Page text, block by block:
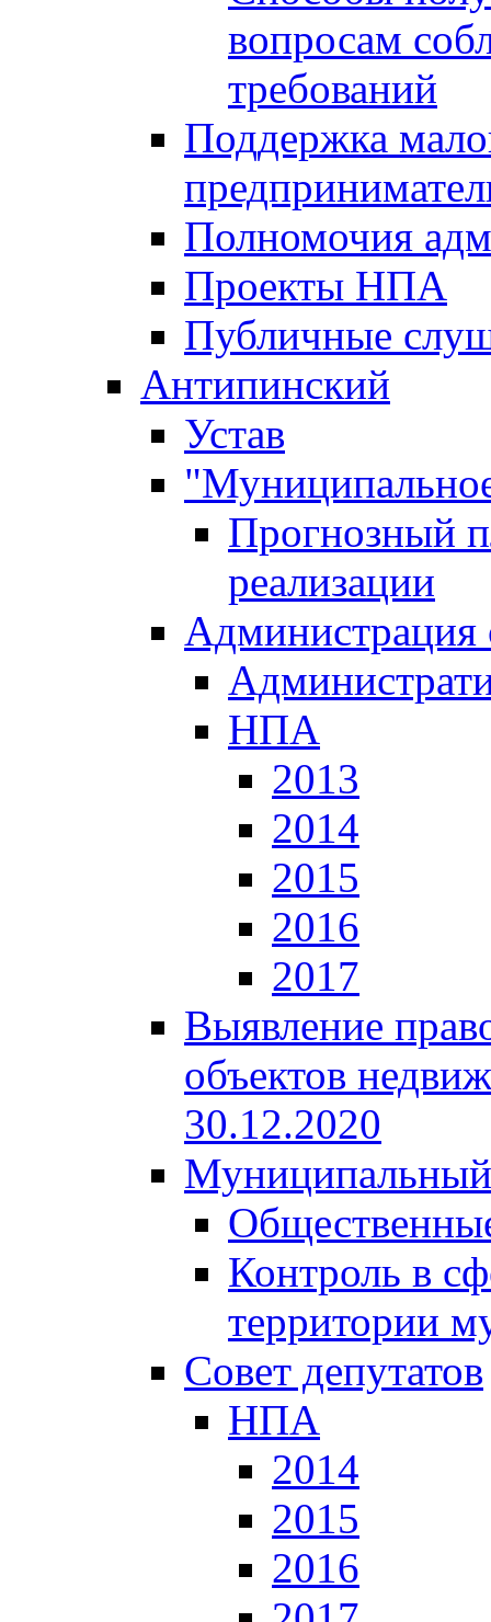
вопросам
требований
Поддержка
Полномочия
Проекты НПА
Публичные
Антипинский
Устав
Прогнозный
реализации
Администрация
НПА
2013
2014
2015
2016
2017
Выявление
объектов
30.12.2020
Муниципальный
Контроль в
территории
Совет депутатов
НПА
2014
2015
2016